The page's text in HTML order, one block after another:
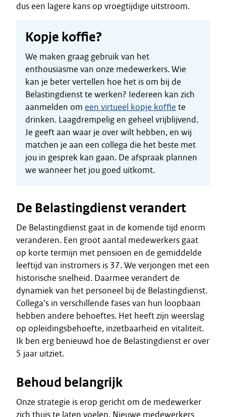
dus een lagere kans op vroegtijdige uitstroom.
Kopje koffie?
We maken graag gebruik van het
enthousiasme van onze medewerkers. Wie
kan je beter vertellen hoe het is om bij de
Belastingdienst te werken? Iedereen kan zich
aanmelden om een virtueel kopje koffie te
drinken. Laagdrempelig en geheel vrijblijvend.
Je geeft aan waar je over wilt hebben, en wij
matchen je aan een collega die het beste met
jou in gesprek kan gaan. De afspraak plannen
we wanneer het jou goed uitkomt.
De Belastingdienst verandert
De Belastingdienst gaat in de komende tijd enorm
veranderen. Een groot aantal medewerkers gaat
op korte termijn met pensioen en de gemiddelde
leeftijd van instromers is 37. We verjongen met een
historische snelheid. Daarmee verandert de
dynamiek van het personeel bij de Belastingdienst.
Collega’s in verschillende fases van hun loopbaan
hebben andere behoeftes. Het heeft zijn weerslag
op opleidingsbehoefte, inzetbaarheid en vitaliteit.
Ik ben erg benieuwd hoe de Belastingdienst er over
5 jaar uitziet.
Behoud belangrijk
Onze strategie is erop gericht om de medewerker
zich thuis te laten voelen. Nieuwe medewerkers